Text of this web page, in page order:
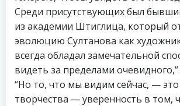
Среди присутствующих был
из академии Штиглица, который
эволюцию Султанова как
всегда обладал замечательной
видеть за пределами
“Но то, что мы видим сейчас, — это
творчества — уверенность в том,